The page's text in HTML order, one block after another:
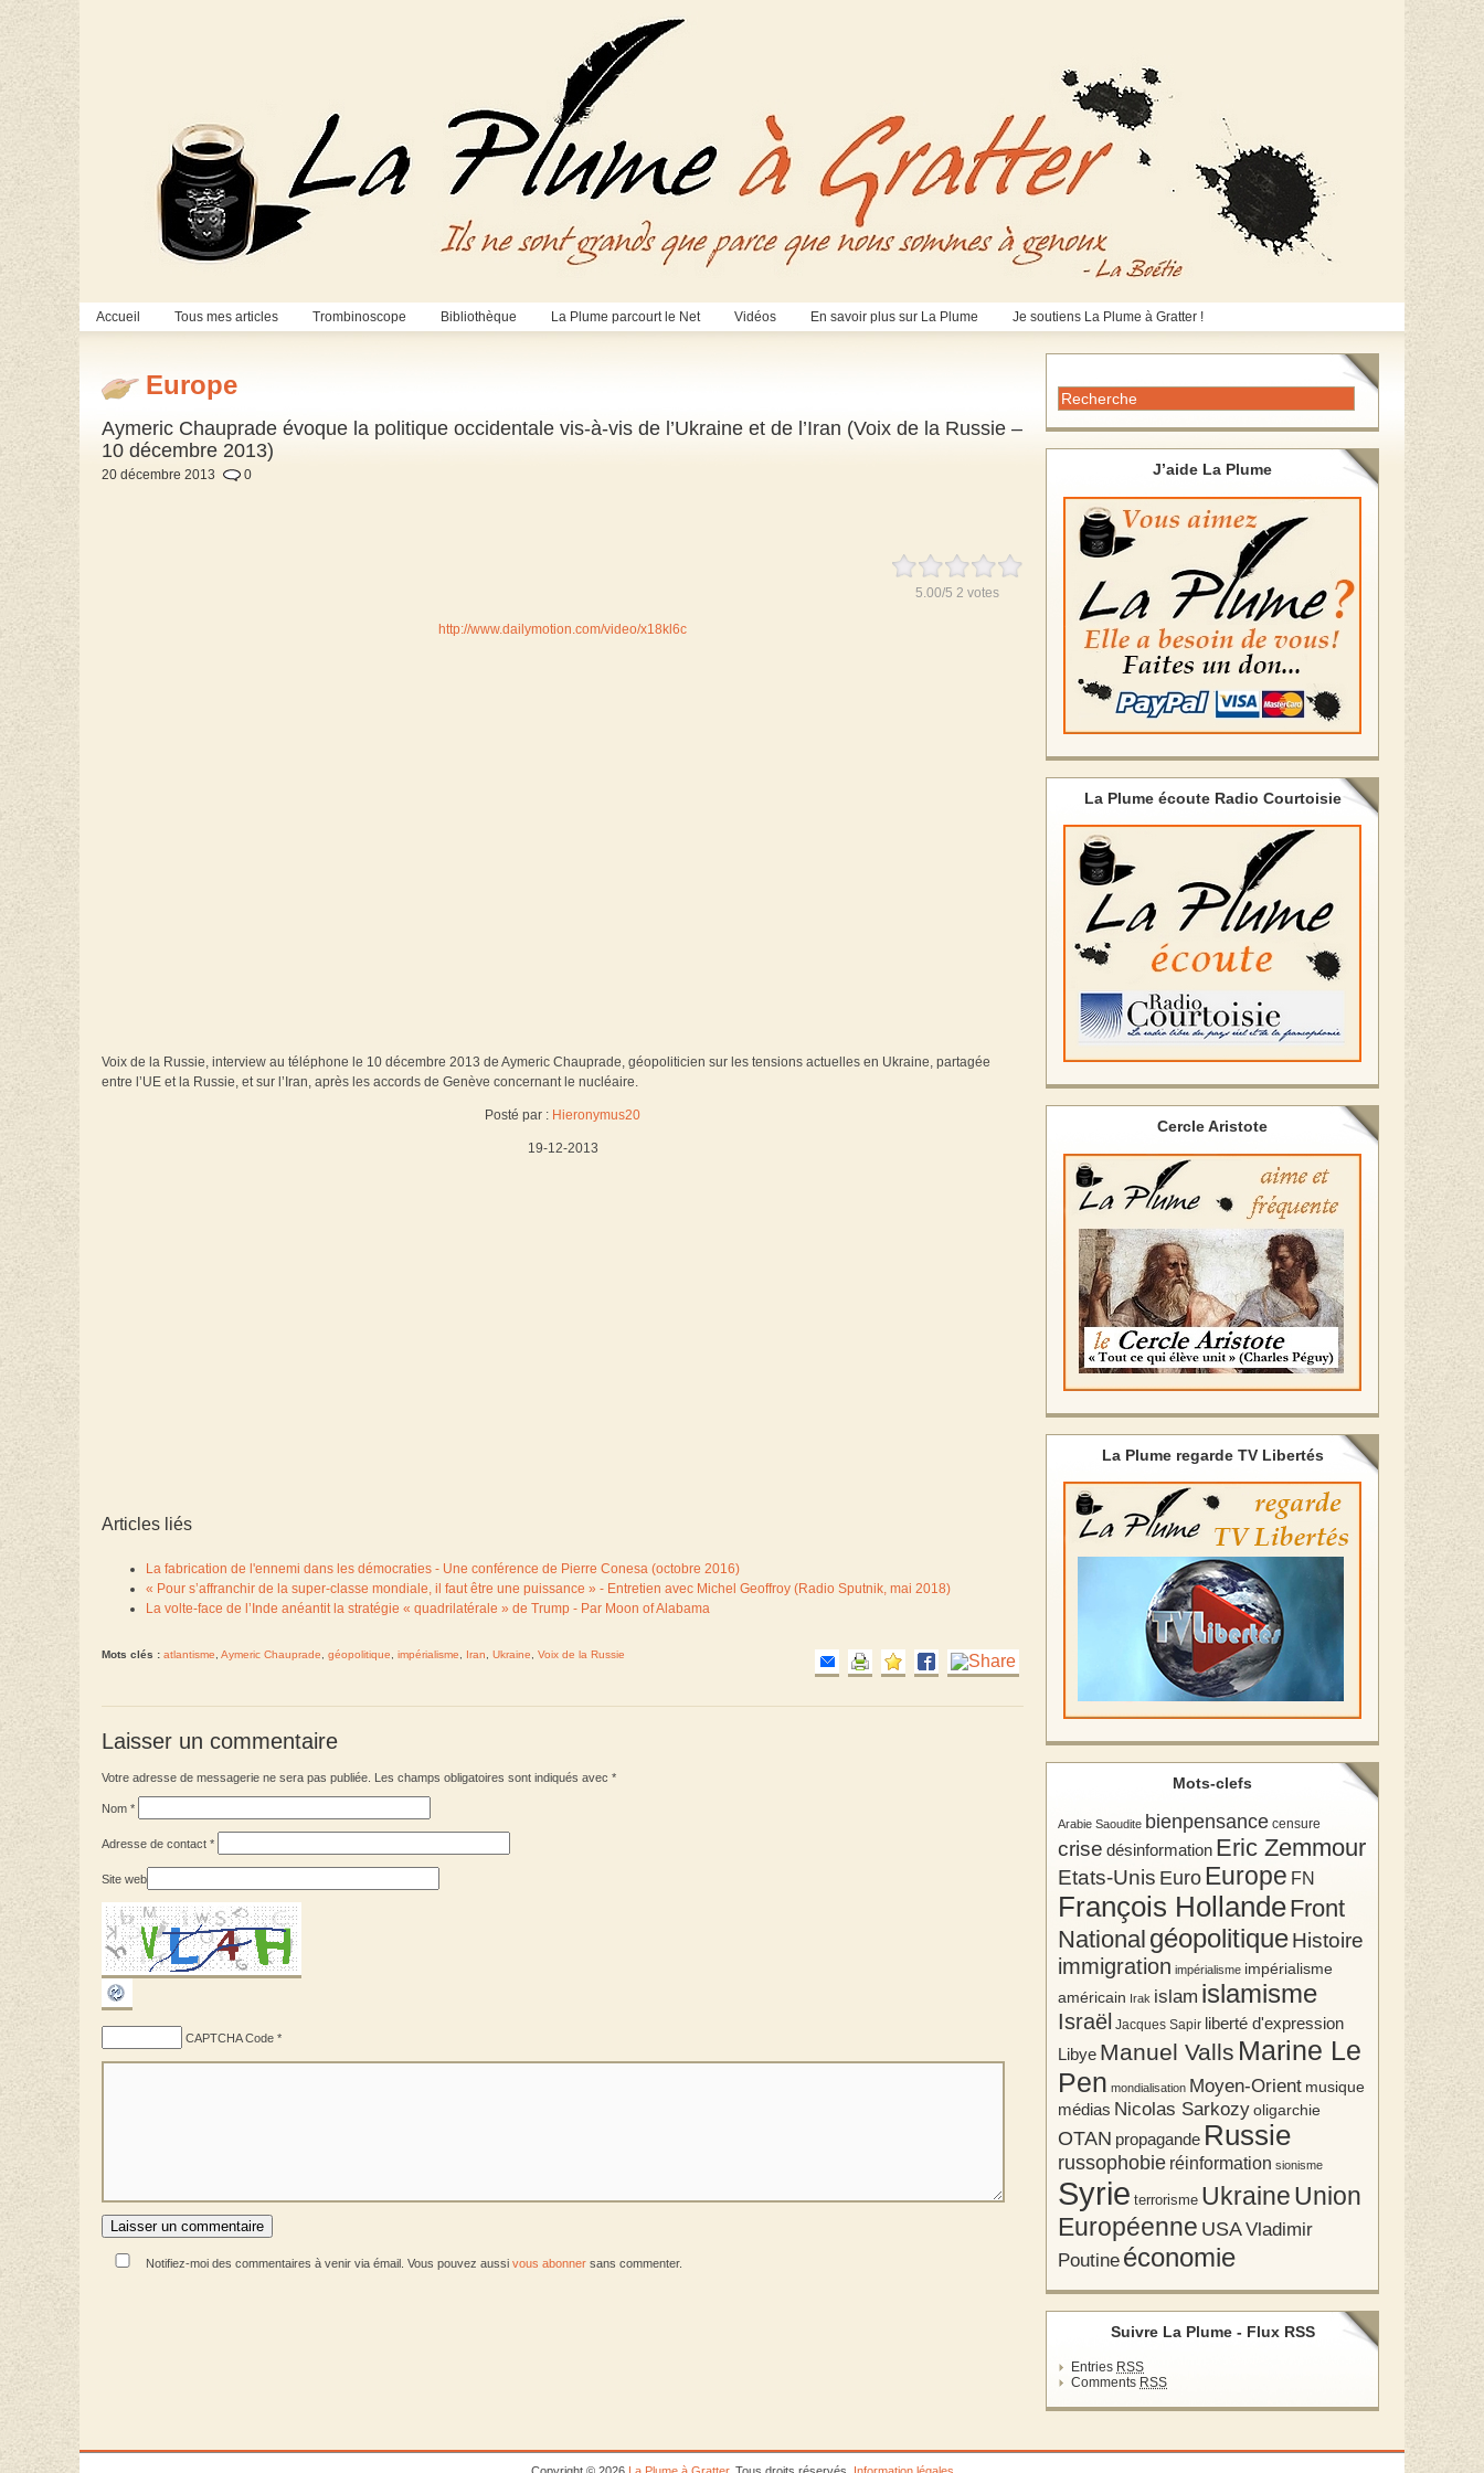
Accueil Tous mes articles Trombinoscope Bibliothèque La Plume parcourt le Net Vidéos En savoir plus sur La Plume Je soutiens La Plume à Gratter !
Europe
Aymeric Chauprade évoque la politique occidentale vis-à-vis de l’Ukraine et de l’Iran (Voix de la Russie –
10 décembre 2013)
20 décembre 2013 0
5.00/5 2 votes
http://www.dailymotion.com/video/x18kl6c
Voix de la Russie, interview au téléphone le 10 décembre 2013 de Aymeric Chauprade, géopoliticien sur les tensions actuelles en Ukraine, partagée
entre l’UE et la Russie, et sur l’Iran, après les accords de Genève concernant le nucléaire.
Posté par : Hieronymus20
19-12-2013
Articles liés
La fabrication de l'ennemi dans les démocraties - Une conférence de Pierre Conesa (octobre 2016)
« Pour s’affranchir de la super-classe mondiale, il faut être une puissance » - Entretien avec Michel Geoffroy (Radio Sputnik, mai 2018)
La volte-face de l’Inde anéantit la stratégie « quadrilatérale » de Trump - Par Moon of Alabama
Mots clés : atlantisme Aymeric Chauprade géopolitique impérialisme Iran Ukraine Voix de la Russie
Laisser un commentaire
Votre adresse de messagerie ne sera pas publiée. Les champs obligatoires sont indiqués avec *
Nom *
Adresse de contact *
Site web
CAPTCHA Code *
Notifiez-moi des commentaires à venir via émail. Vous pouvez aussi vous abonner sans commenter.
J’aide La Plume
La Plume écoute Radio Courtoisie
Cercle Aristote
La Plume regarde TV Libertés
Mots-clefs
Arabie Saoudite bienpensance censure
crise désinformation Eric Zemmour
Etats-Unis Euro Europe FN
François HollandeFront
National géopolitiqueHistoire
immigration impérialisme impérialisme
américain Irak islam islamisme
Israël Jacques Sapir liberté d'expression
Libye Manuel Valls Marine Le
Pen mondialisation Moyen-Orient musique
médias Nicolas Sarkozyoligarchie
OTAN propagande Russie
russophobie réinformation sionisme
Syrie terrorisme Ukraine Union
Européenne USAVladimir
Poutine économie
Suivre La Plume - Flux RSS
Entries RSS
Comments RSS